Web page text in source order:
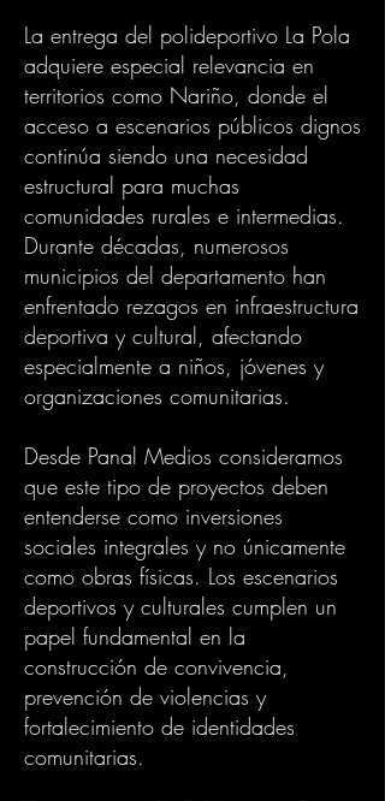
La entrega del polideportivo La Pola
adquiere especial relevancia en
territorios como Nariño, donde el
acceso a escenarios públicos dignos
continúa siendo una necesidad
estructural para muchas
comunidades rurales e intermedias.
Durante décadas, numerosos
municipios del departamento han
enfrentado rezagos en infraestructura
deportiva y cultural, afectando
especialmente a niños, jóvenes y
organizaciones comunitarias.
Desde Panal Medios consideramos
que este tipo de proyectos deben
entenderse como inversiones
sociales integrales y no únicamente
como obras físicas. Los escenarios
deportivos y culturales cumplen un
papel fundamental en la
construcción de convivencia,
prevención de violencias y
fortalecimiento de identidades
comunitarias.